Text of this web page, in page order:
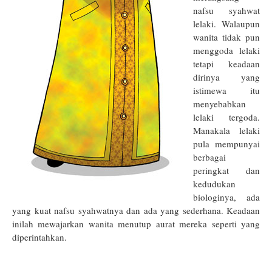
nafsu syahwat
lelaki. Walaupun
wanita tidak pun
menggoda lelaki
tetapi keadaan
dirinya yang
istimewa itu
menyebabkan
lelaki tergoda.
Manakala lelaki
pula mempunyai
berbagai
peringkat dan
kedudukan
biologinya, ada
yang kuat nafsu syahwatnya dan ada yang sederhana. Keadaan
inilah mewajarkan wanita menutup aurat mereka seperti yang
diperintahkan.